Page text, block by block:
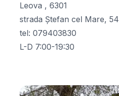
Leova , 6301
strada Ștefan cel Mare, 54
tel: 079403830
L-D 7:00-19:30